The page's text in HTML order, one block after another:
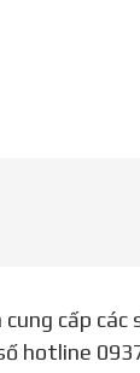
cấp các
hotline